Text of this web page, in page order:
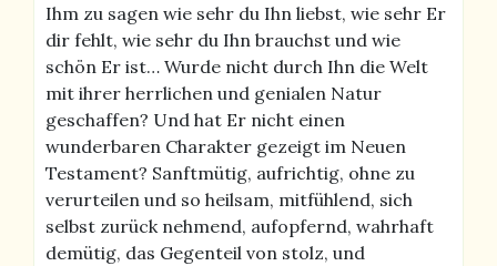
Ihm zu sagen wie sehr du Ihn liebst, wie sehr Er
dir fehlt, wie sehr du Ihn brauchst und wie
schön Er ist… Wurde nicht durch Ihn die Welt
mit ihrer herrlichen und genialen Natur
geschaffen? Und hat Er nicht einen
wunderbaren Charakter gezeigt im Neuen
Testament? Sanftmütig, aufrichtig, ohne zu
verurteilen und so heilsam, mitfühlend, sich
selbst zurück nehmend, aufopfernd, wahrhaft
demütig, das Gegenteil von stolz, und